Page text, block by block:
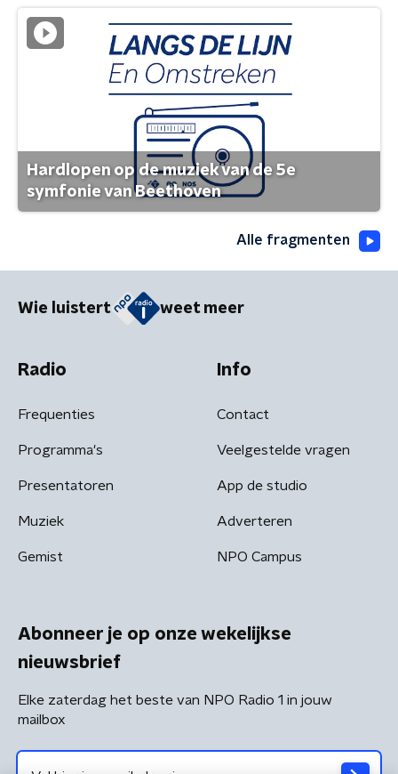
Hardlopen op de muziek van de 5e
symfonie van Beethoven
Alle fragmenten
Wie luistert weet meer
Radio
Frequenties
Programma's
Presentatoren
Muziek
Gemist
Info
Contact
Veelgestelde vragen
App de studio
Adverteren
NPO Campus
Abonneer je op onze wekelijkse
nieuwsbrief
Elke zaterdag het beste van NPO Radio 1 in jouw
mailbox